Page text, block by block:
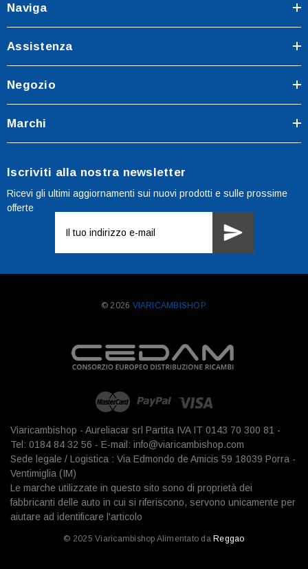
Naviga
Assistenza
Negozio
Marchi
Iscriviti alla nostra newsletter
Ricevi gli ultimi aggiornamenti sui nuovi prodotti e sulle prossime
offerte
mail
© 2026 VIARICAMBISHOP.
Viaricambishop - Aureliacar srl Partita IVA IT 0143 70 300 81 -
Tel: 0184 84 32 56 - E-mail: info@viaricambishop.com
Sede legale / Logistica : Via Edmondo de Amicis 59 18039 Porra -
Ventimiglia (IM)
Le marche utilizzate in questo sito sono di proprietà dei
fabbricanti delle auto in cui si riferiscono, servono unicamente per
aiutare ad identificare l'articolo
© 2025 Viaricambishop Alimentato da Reggao